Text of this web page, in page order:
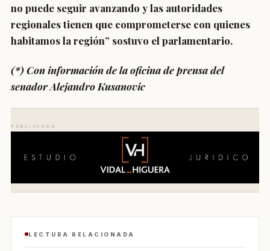
no puede seguir avanzando y las autoridades
regionales tienen que comprometerse con quienes
habitamos la región” sostuvo el parlamentario.
(*) Con información de la oficina de prensa del
senador Alejandro Kusanovic
PUBLICIDAD
LECTURA RELACIONADA